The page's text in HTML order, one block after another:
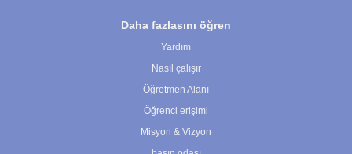
Daha fazlasını öğren
Yardım
Nasıl çalışır
Öğretmen Alanı
Öğrenci erişimi
Misyon & Vizyon